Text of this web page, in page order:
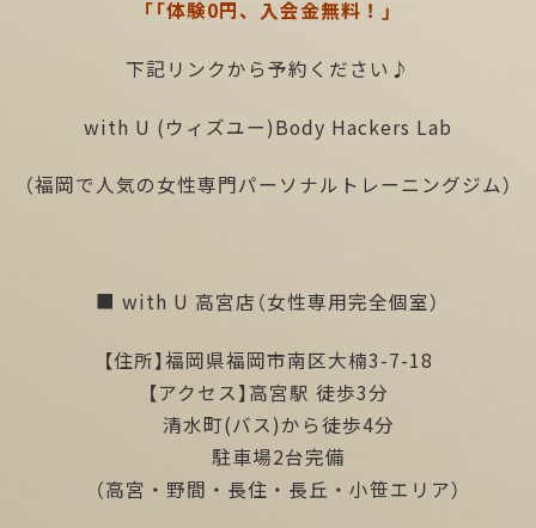
「「体験0円、入会金無料！」
下記リンクから予約ください♪
with U (ウィズユー)Body Hackers Lab
（福岡で人気の女性専門パーソナルトレーニングジム）
■ with U 高宮店（女性専用完全個室）
【住所】福岡県福岡市南区大楠3-7-18
【アクセス】高宮駅 徒歩3分
清水町(バス)から徒歩4分
駐車場2台完備
（高宮・野間・長住・長丘・小笹エリア）